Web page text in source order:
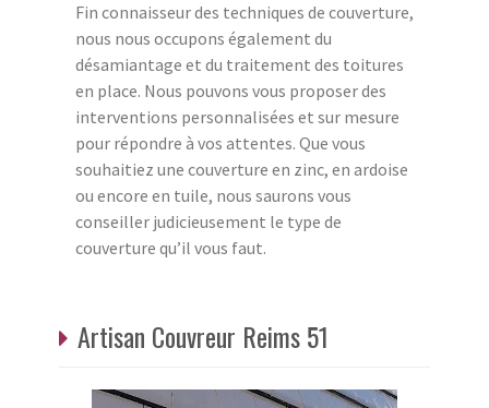
Fin connaisseur des techniques de couverture,
nous nous occupons également du
désamiantage et du traitement des toitures
en place. Nous pouvons vous proposer des
interventions personnalisées et sur mesure
pour répondre à vos attentes. Que vous
souhaitiez une couverture en zinc, en ardoise
ou encore en tuile, nous saurons vous
conseiller judicieusement le type de
couverture qu’il vous faut.
Artisan Couvreur Reims 51